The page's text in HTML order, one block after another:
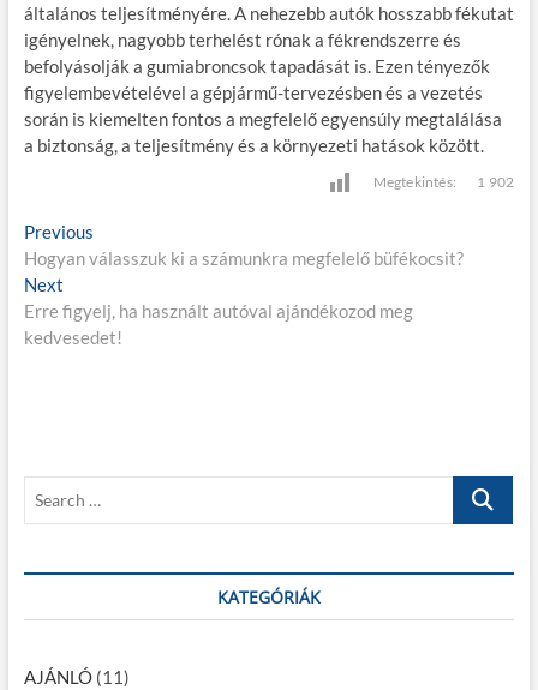
általános teljesítményére. A nehezebb autók hosszabb fékutat
igényelnek, nagyobb terhelést rónak a fékrendszerre és
befolyásolják a gumiabroncsok tapadását is. Ezen tényezők
figyelembevételével a gépjármű-tervezésben és a vezetés
során is kiemelten fontos a megfelelő egyensúly megtalálása
a biztonság, a teljesítmény és a környezeti hatások között.
Megtekintés: 1 902
B
e
j
e
z
é
n
a
v
Previous
r
v
i
t
Hogyan válasszuk ki a számunkra megfelelő büfékocsit?
Next
e
x
:
Erre figyelj, ha használt autóval ajándékozod meg
kedvesedet!
r
h
KATEGÓRIÁK
AJÁNLÓ(11)